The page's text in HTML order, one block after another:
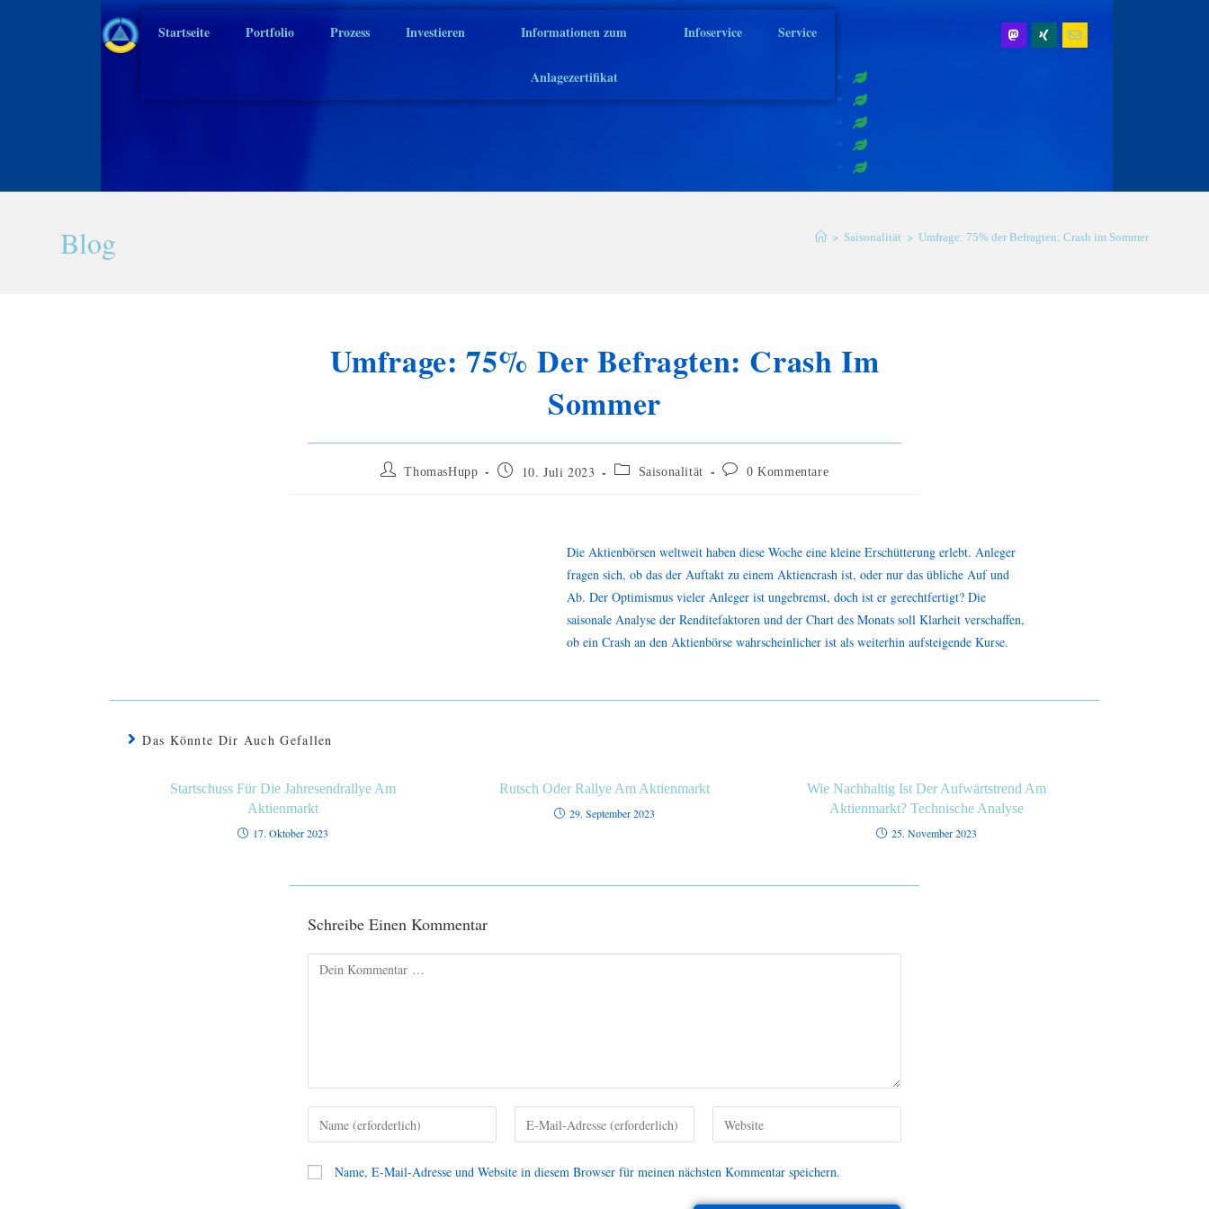
Startseite Portfolio Prozess Investieren Informationen zum
Anlagezertifikat
Infoservice Service
Blog > Saisonalität > Umfrage: 75% der Befragten: Crash im Sommer
Umfrage: 75% Der Befragten: Crash Im
Sommer
ThomasHupp 10. Juli 2023 Saisonalität 0 Kommentare
Die Aktienbörsen weltweit haben diese Woche eine kleine Erschütterung erlebt. Anleger
fragen sich, ob das der Auftakt zu einem Aktiencrash ist, oder nur das übliche Auf und
Ab. Der Optimismus vieler Anleger ist ungebremst, doch ist er gerechtfertigt? Die
saisonale Analyse der Renditefaktoren und der Chart des Monats soll Klarheit verschaffen,
ob ein Crash an den Aktienbörse wahrscheinlicher ist als weiterhin aufsteigende Kurse.
Das Könnte Dir Auch Gefallen
Startschuss Für Die Jahresendrallye Am
Aktienmarkt
17. Oktober 2023
Rutsch Oder Rallye Am Aktienmarkt
29. September 2023
Wie Nachhaltig Ist Der Aufwärtstrend Am
Aktienmarkt? Technische Analyse
25. November 2023
Schreibe Einen Kommentar
Name, E-Mail-Adresse und Website in diesem Browser für meinen nächsten Kommentar speichern.